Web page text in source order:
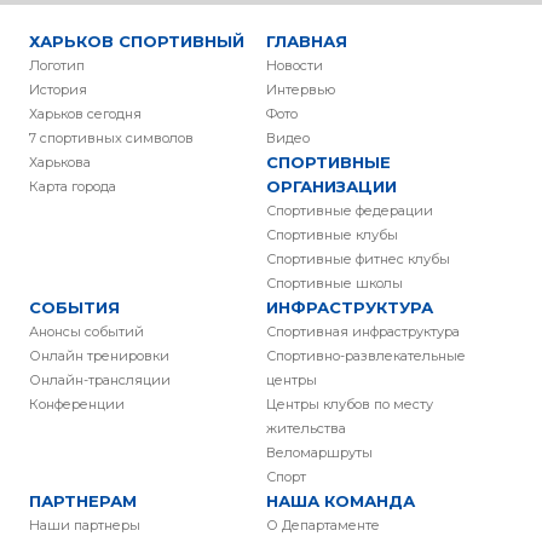
ХАРЬКОВ СПОРТИВНЫЙ
Логотип
История
Харьков сегодня
7 спортивных символов
Харькова
Карта города
ГЛАВНАЯ
Новости
Интервью
Фото
Видео
СПОРТИВНЫЕ
ОРГАНИЗАЦИИ
Спортивные федерации
Спортивные клубы
Спортивные фитнес клубы
Спортивные школы
СОБЫТИЯ
Анонсы событий
Онлайн тренировки
Онлайн-трансляции
Конференции
ИНФРАСТРУКТУРА
Спортивная инфраструктура
Спортивно-развлекательные
центры
Центры клубов по месту
жительства
Веломаршруты
Спорт
ПАРТНЕРАМ
Наши партнеры
НАША КОМАНДА
О Департаменте